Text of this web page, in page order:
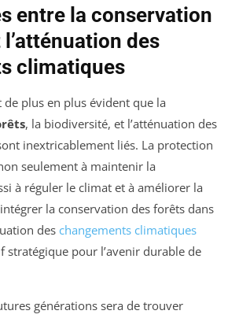
entre la conservation
des
climatiques
plus en plus évident que la
, la biodiversité, et l’atténuation des
inextricablement liés. La protection
seulement à maintenir la
à réguler le climat et à améliorer la
la conservation des forêts dans
des changements climatiques
pour l’avenir durable de
générations sera de trouver